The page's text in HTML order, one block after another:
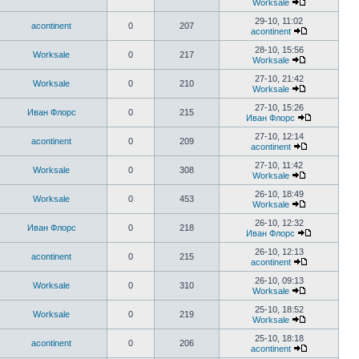
Worksale
acontinent 0 207
29-10, 11:02
acontinent
Worksale 0 217
28-10, 15:56
Worksale
Worksale 0 210
27-10, 21:42
Worksale
Иван Флорс 0 215
27-10, 15:26
Иван Флорс
acontinent 0 209
27-10, 12:14
acontinent
Worksale 0 308
27-10, 11:42
Worksale
Worksale 0 453
26-10, 18:49
Worksale
Иван Флорс 0 218
26-10, 12:32
Иван Флорс
acontinent 0 215
26-10, 12:13
acontinent
Worksale 0 310
26-10, 09:13
Worksale
Worksale 0 219
25-10, 18:52
Worksale
acontinent 0 206
25-10, 18:18
acontinent